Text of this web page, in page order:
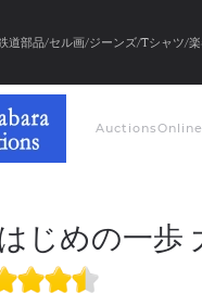
道部品/セル画/ジーンズ/Tシャツ/楽
AuctionsOnline
じめの一歩